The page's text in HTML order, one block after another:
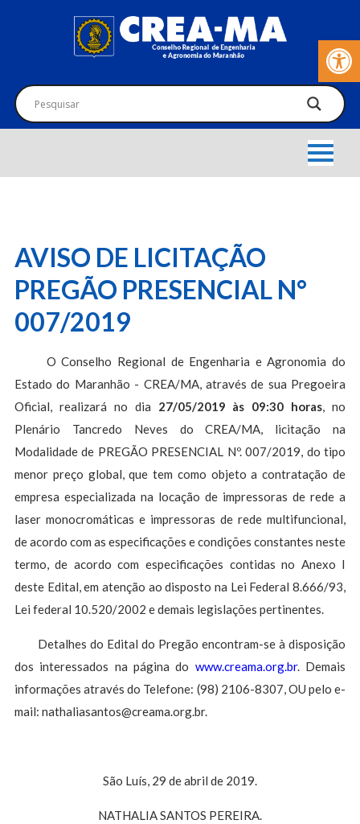
Barra de
AVISO DE LICITAÇÃO
PREGÃO PRESENCIAL N°
007/2019
O Conselho Regional de Engenharia e Agronomia do
Estado do Maranhão - CREA/MA, através de sua Pregoeira
Oficial, realizará no dia 27/05/2019 às 09:30 horas, no
Plenário Tancredo Neves do CREA/MA, licitação na
Modalidade de PREGÃO PRESENCIAL Nº. 007/2019, do tipo
menor preço global, que tem como objeto a contratação de
empresa especializada na locação de impressoras de rede a
laser monocromáticas e impressoras de rede multifuncional,
de acordo com as especificações e condições constantes neste
termo, de acordo com especificações contidas no Anexo I
deste Edital, em atenção ao disposto na Lei Federal 8.666/93,
Lei federal 10.520/2002 e demais legislações pertinentes.
Detalhes do Edital do Pregão encontram-se à disposição
dos interessados na página do www.creama.org.br. Demais
informações através do Telefone: (98) 2106-8307, OU pelo e-
mail: nathaliasantos@creama.org.br.
São Luís, 29 de abril de 2019.
NATHALIA SANTOS PEREIRA.